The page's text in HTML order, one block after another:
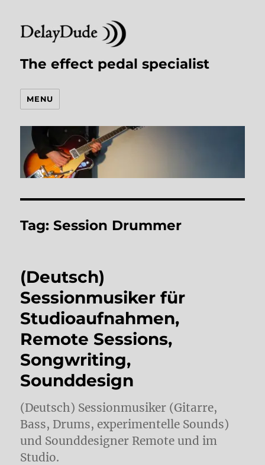
The effect pedal specialist
MENU
Tag:Session Drummer
(Deutsch)
Sessionmusiker für
Studioaufnahmen,
Remote Sessions,
Songwriting,
Sounddesign
(Deutsch) Sessionmusiker (Gitarre,
Bass, Drums, experimentelle Sounds)
und Sounddesigner Remote und im
Studio.